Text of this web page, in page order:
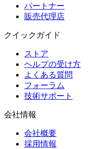
パートナー
販売代理店
クイックガイド
ストア
ヘルプの受け方
よくある質問
フォーラム
技術サポート
会社情報
会社概要
採用情報